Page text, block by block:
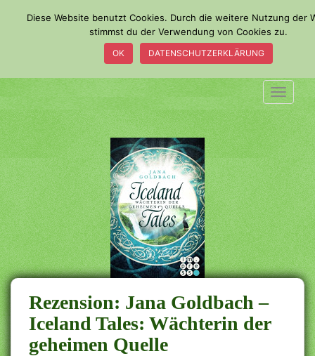
m
a
i
n
c
o
n
t
e
n
t
Rezension: Jana Goldbach –
Iceland Tales: Wächterin der
geheimen Quelle
Diese Website benutzt Cookies. Durch die weitere Nutzung der
stimmst du der Verwendung von Cookies zu.
OK DATENSCHUTZERKLÄRUNG